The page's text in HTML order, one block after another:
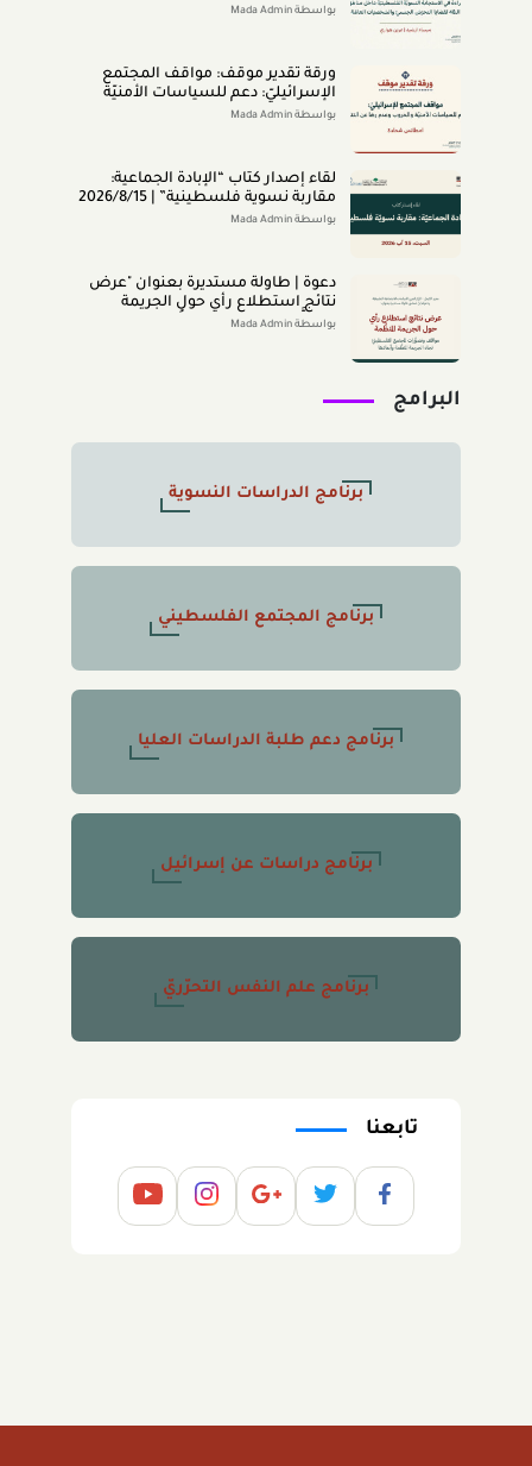
بواسطة Mada Admin
ورقة تقدير موقف: مواقف المجتمع
الإسرائيليّ: دعم للسياسات الأمنيّة
والحروب وعدم رضا عن النتائج (تمّوز
بواسطة Mada Admin
لقاء إصدار كتاب “اﻹﺑﺎدةّ اﻟﺠﻤﺎﻋﻴﺔ:
ﻣﻘﺎرﺑﺔ ﻧﺴﻮﻳﺔ ﻓﻠﺴﻄﻴﻨﻴﺔ” | 2026/8/15
|بواسطة Mada Admin
دعوة | طاولة مستديرة بعنوان "عرض
نتائج استطلاع رأي حول الجريمة
المنظَّمة- مواقف وتصوُّرات المجتمع
بواسطة Mada Admin
البرامج
برنامج الدراسات النسوية
برنامج المجتمع الفلسطيني
برنامج دعم طلبة الدراسات العليا
برنامج دراسات عن إسرائيل
برنامج علم النفس التحرّريّ
تابعنا